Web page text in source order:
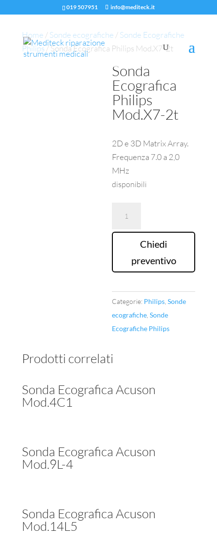
019 507951 info@mediteck.it
Home /Sonde ecografiche /Sonde Ecografiche
Philips/ Sonda Ecografica Philips Mod.X7-2t
Sonda
Ecografica
Philips
Mod.X7-2t
2D e 3D Matrix Array.
Frequenza 7.0 a 2,0
MHz
disponibili
Philips
Mod.X7-Chiedi
preventivo
Categorie: Philips ,Sonde
ecografiche ,Sonde
Ecografiche Philips
Prodotti correlati
Sonda Ecografica Acuson
Mod.4C1
Sonda Ecografica Acuson
Mod.9L-4
Sonda Ecografica Acuson
Mod.14L5